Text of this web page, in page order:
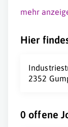
mehr
Hier
2352
0 offene